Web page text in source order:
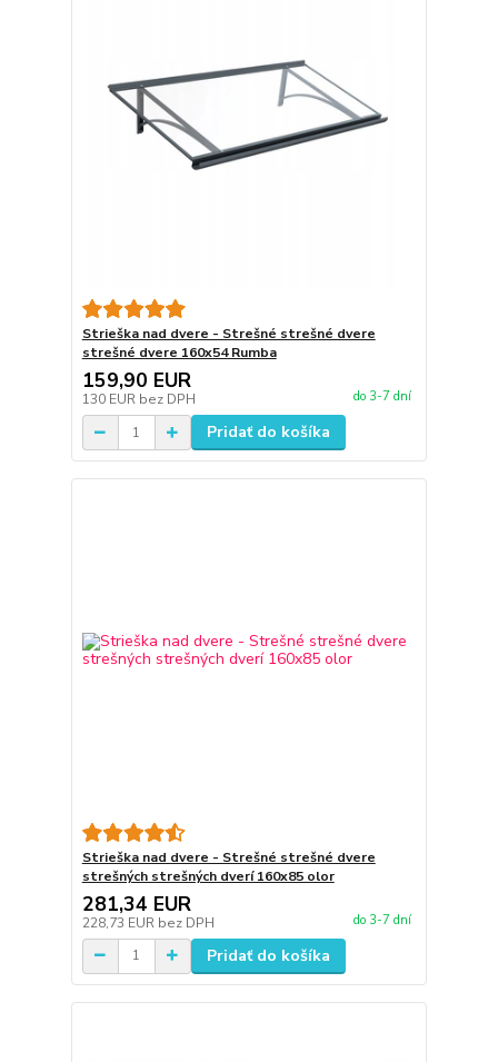
Strieška nad dvere - Strešné strešné dvere
strešné dvere 160x54 Rumba
159,90 EUR
130 EUR bez DPH do 3-7 dní
Pridať do košíka
Strieška nad dvere - Strešné strešné dvere
strešných strešných dverí 160x85 olor
281,34 EUR
228,73 EUR bez DPH do 3-7 dní
Pridať do košíka